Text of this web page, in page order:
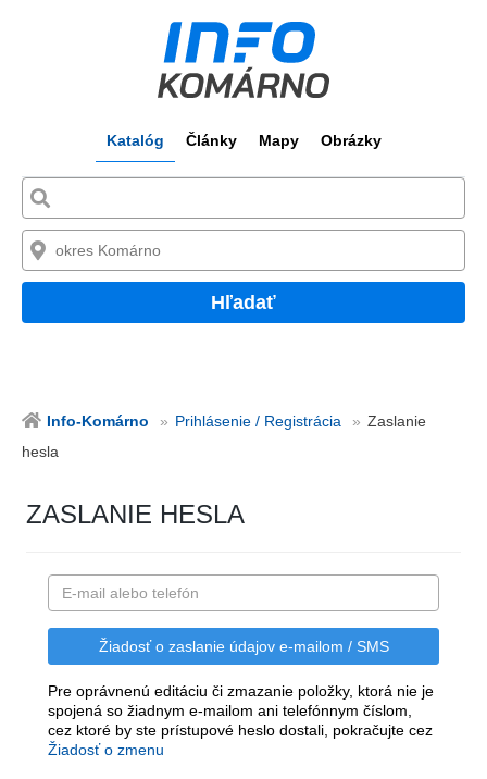
Katalóg Články Mapy Obrázky
Hľadať
Info-Komárno Prihlásenie / Registrácia
Zaslanie
hesla
ZASLANIE HESLA
Pre oprávnenú editáciu či zmazanie položky, ktorá nie je
spojená so žiadnym e-mailom ani telefónnym číslom,
cez ktoré by ste prístupové heslo dostali, pokračujte cez
Žiadosť o zmenu